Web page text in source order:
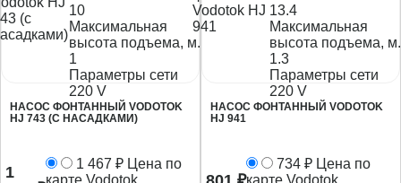
10
Максимальная
высота подъема, м.
1
Параметры сети
220 V
НАСОС ФОНТАННЫЙ VODOTOK
HJ 743 (С НАСАДКАМИ)
1
1 467 ₽ Цена по
карте Vodotok
13.4
Максимальная
высота подъема, м.
1.3
Параметры сети
220 V
НАСОС ФОНТАННЫЙ VODOTOK
HJ 941
734 ₽ Цена по
карте Vodotok